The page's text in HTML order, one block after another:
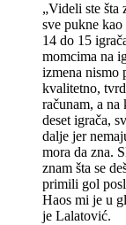
„Videli ste šta
sve pukne
14 do 15
momcima na
izmena nismo
kvalitetno,
računam, a na
deset igrača,
dalje jer
mora da zna.
znam šta se
primili gol
Haos mi je u
je Lalatović.